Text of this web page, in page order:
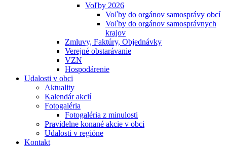
Voľby 2026
Voľby do orgánov samosprávy obcí
Voľby do orgánov samosprávnych
krajov
Zmluvy, Faktúry, Objednávky
Verejné obstarávanie
VZN
Hospodárenie
Udalosti v obci
Aktuality
Kalendár akcií
Fotogaléria
Fotogaléria z minulosti
Pravidelne konané akcie v obci
Udalosti v regióne
Kontakt